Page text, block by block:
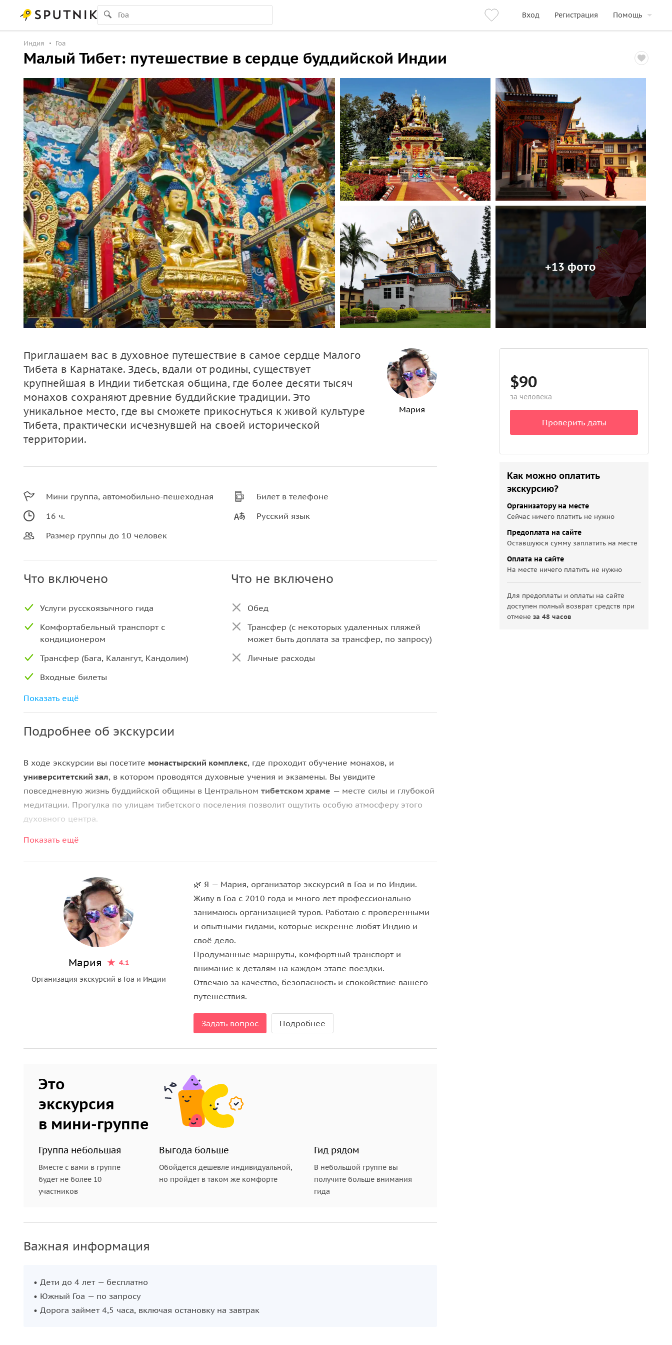
Вход Регистрация Помощь
Индия Гоа
Малый Тибет: путешествие в сердце буддийской Индии
+13 фото
Приглашаем вас в духовное путешествие в самое сердце Малого
Тибета в Карнатаке. Здесь, вдали от родины, существует
крупнейшая в Индии тибетская община, где более десяти тысяч
монахов сохраняют древние буддийские традиции. Это
уникальное место, где вы сможете прикоснуться к живой культуре
Тибета, практически исчезнувшей на своей исторической
территории.
Мария
Мини группа, автомобильно-пешеходная
16 ч.
Размер группы до 10 человек
Билет в телефоне
Русский язык
Что включено
Услуги русскоязычного гида
Комфортабельный транспорт с
кондиционером
Трансфер (Бага, Калангут, Кандолим)
Входные билеты
Завтрак
Что не включено
Обед
Трансфер (с некоторых удаленных пляжей
может быть доплата за трансфер, по запросу)
Личные расходы
Показать ещё
Подробнее об экскурсии
В ходе экскурсии вы посетите монастырский комплекс, где проходит обучение монахов, и
университетский зал, в котором проводятся духовные учения и экзамены. Вы увидите
повседневную жизнь буддийской общины в Центральном тибетском храме — месте силы и глубокой
медитации. Прогулка по улицам тибетского поселения позволит ощутить особую атмосферу этого
духовного центра.
При благоприятных условиях у вас будет возможность стать свидетелем красочной
Показать ещё
Мария
4.1
Организация экскурсий в Гоа и Индии
🌿 Я — Мария, организатор экскурсий в Гоа и по Индии.
Живу в Гоа с 2010 года и много лет профессионально
занимаюсь организацией туров. Работаю с проверенными
и опытными гидами, которые искренне любят Индию и
своё дело.
Продуманные маршруты, комфортный транспорт и
внимание к деталям на каждом этапе поездки.
Отвечаю за качество, безопасность и спокойствие вашего
путешествия.
Задать вопрос Подробнее
Это
экскурсия
в мини-группе
Группа небольшая
Вместе с вами в группе
будет не более 10
участников
Выгода больше
Обойдется дешевле индивидуальной,
но пройдет в таком же комфорте
Гид рядом
В небольшой группе вы
получите больше внимания
гида
Важная информация
• Дети до 4 лет — бесплатно
• Южный Гоа — по запросу
• Дорога займет 4,5 часа, включая остановку на завтрак
$90
за человека
Проверить даты
Как можно оплатить
экскурсию?
Организатору на месте
Сейчас ничего платить не нужно
Предоплата на сайте
Оставшуюся сумму заплатить на месте
Оплата на сайте
На месте ничего платить не нужно
Для предоплаты и оплаты на сайте
доступен полный возврат средств при
отменеза 48 часов